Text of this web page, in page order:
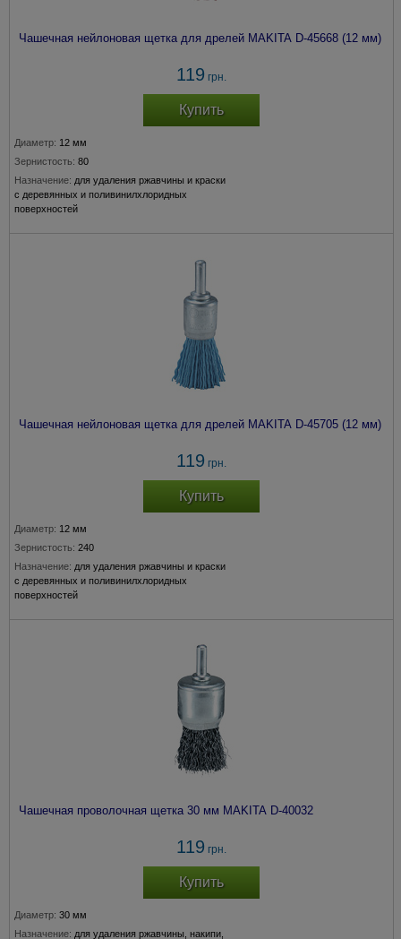
Чашечная нейлоновая щетка для дрелей MAKITA D-45668 (12 мм)
119 грн.
Купить
Диаметр: 12 мм
Зернистость: 80
Назначение: для удаления ржавчины и краски
с деревянных и поливинилхлоридных
поверхностей
Чашечная нейлоновая щетка для дрелей MAKITA D-45705 (12 мм)
119 грн.
Купить
Диаметр: 12 мм
Зернистость: 240
Назначение: для удаления ржавчины и краски
с деревянных и поливинилхлоридных
поверхностей
Чашечная проволочная щетка 30 мм MAKITA D-40032
119 грн.
Купить
Диаметр: 30 мм
Назначение: для удаления ржавчины, накипи,